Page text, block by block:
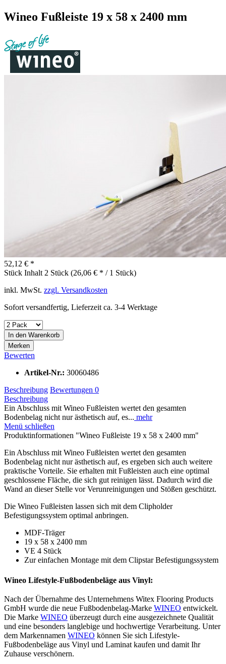
Wineo Fußleiste 19 x 58 x 2400 mm
52,12 € *
Stück Inhalt 2 Stück (26,06 € * / 1 Stück)
inkl. MwSt. zzgl. Versandkosten
Sofort versandfertig, Lieferzeit ca. 3-4 Werktage
In den Warenkorb
Merken
Bewerten
Artikel-Nr.: 30060486
Beschreibung Bewertungen 0
Beschreibung
Ein Abschluss mit Wineo Fußleisten wertet den gesamten
Bodenbelag nicht nur ästhetisch auf, es... mehr
Menü schließen
Produktinformationen "Wineo Fußleiste 19 x 58 x 2400 mm"
Ein Abschluss mit Wineo Fußleisten wertet den gesamten
Bodenbelag nicht nur ästhetisch auf, es ergeben sich auch weitere
praktische Vorteile. Sie erhalten mit Fußleisten auch eine optimal
geschlossene Fläche, die sich gut reinigen lässt. Dadurch wird die
Wand an dieser Stelle vor Verunreinigungen und Stößen geschützt.
Die Wineo Fußleisten lassen sich mit dem Clipholder
Befestigungssystem optimal anbringen.
MDF-Träger
19 x 58 x 2400 mm
VE 4 Stück
Zur einfachen Montage mit dem Clipstar Befestigungssystem
Wineo Lifestyle-Fußbodenbeläge aus Vinyl:
Nach der Übernahme des Unternehmens Witex Flooring Products
GmbH wurde die neue Fußbodenbelag-Marke WINEO entwickelt.
Die Marke WINEO überzeugt durch eine ausgezeichnete Qualität
und eine besonders langlebige und hochwertige Verarbeitung. Unter
dem Markennamen WINEO können Sie sich Lifestyle-
Fußbodenbeläge aus Vinyl und Laminat kaufen und damit Ihr
Zuhause verschönern.